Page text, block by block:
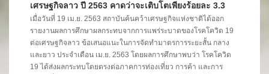
เศรษฐกิจลาว ปี 2563 คาดว่าจะเติบโตเพียงร้อยละ 3.3
เมื่อวันที่ 19 เม.ย. 2563 สถาบันค้นคว้าเศรษฐกิจแห่งชาติได้ออก
รายงานผลการศึกษาผลกระทบจากการแพร่ระบาดของโรคโควิด 19
ต่อเศรษฐกิจลาว ข้อเสนอแนะในการจัดทำมาตรการระยะสั้น กลาง
และยาว ประจำเดือน เม.ย. 2563 โดยผลการศึกษาพบว่า โรคโควิด
19 ได้ส่งผลกระทบโดยตรงต่อภาคการท่องเที่ยว การค้า และการ